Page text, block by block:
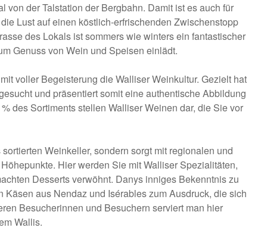
von der Talstation der Bergbahn. Damit ist es auch für
Lust auf einen köstlich-erfrischenden Zwischenstopp
des Lokals ist sommers wie winters ein fantastischer
Genuss von Wein und Speisen einlädt.
voller Begeisterung die Walliser Weinkultur. Gezielt hat
und präsentiert somit eine authentische Abbildung
des Sortiments stellen Walliser Weinen dar, die Sie vor
Weinkeller, sondern sorgt mit regionalen und
Hier werden Sie mit Walliser Spezialitäten,
Desserts verwöhnt. Danys inniges Bekenntnis zu
aus Nendaz und Isérables zum Ausdruck, die sich
Besucherinnen und Besuchern serviert man hier
Wallis.